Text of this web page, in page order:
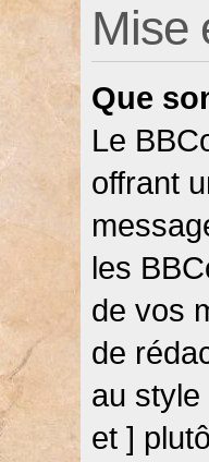
Mise
Que
Le
offrant
les
de vos
de
au
et ]